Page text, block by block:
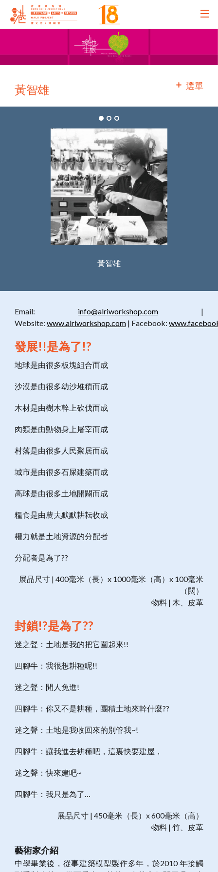
主辦機構
選單
黃智雄
黃智雄
Email: info@alriworkshop.com |
Website: www.alriworkshop.com | Facebook:
發展!!是為了!?
地球是由很多板塊組合而成
沙漠是由很多幼沙堆積而成
木材是由樹木幹上砍伐而成
肉類是由動物身上屠宰而成
村落是由很多人民聚居而成
城市是由很多石屎建築而成
高球是由很多土地開闢而成
糧食是由農夫默默耕耘收成
權力就是土地資源的分配者
分配者是為了??
展品尺寸 | 400毫米（長）x 1000毫米（高）x 100毫米
（闊）
物料 | 木、皮革
封鎖!?是為了??
迷之聲：土地是我的把它圍起來!!
四腳牛：我很想耕種呢!!
迷之聲：閒人免進!
四腳牛：你又不是耕種，團積土地來幹什麼??
迷之聲：土地是我收回來的別管我~!
四腳牛：讓我進去耕種吧，這裏快要建屋，
迷之聲：快來建吧~
四腳牛：我只是為了…
展品尺寸 | 450毫米（長）x 600毫米（高）
物料 | 竹、皮革
藝術家介紹
中學畢業後，從事建築模型製作多年，於2010 年接觸